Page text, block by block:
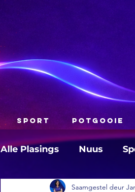
SPORT POTGOOIE
Alle Plasings Nuus
Saamgestel deur